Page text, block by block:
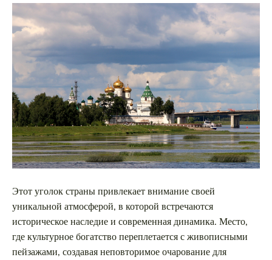
Этот уголок страны привлекает внимание своей
уникальной атмосферой, в которой встречаются
историческое наследие и современная динамика. Место,
где культурное богатство переплетается с живописными
пейзажами, создавая неповторимое очарование для